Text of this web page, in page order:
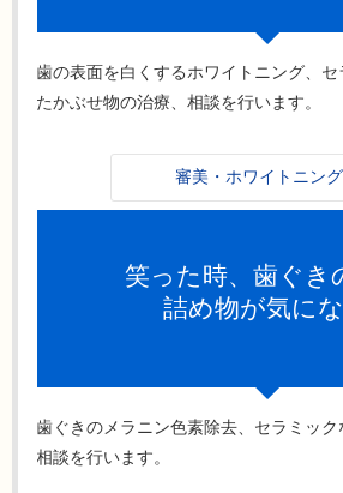
歯の表面を白くするホワイトニング、
たかぶせ物の治療、相談を行います。
審美・ホワイトニン
笑った時、歯ぐき
詰め物が気に
歯ぐきのメラニン色素除去、セラミック
相談を行います。